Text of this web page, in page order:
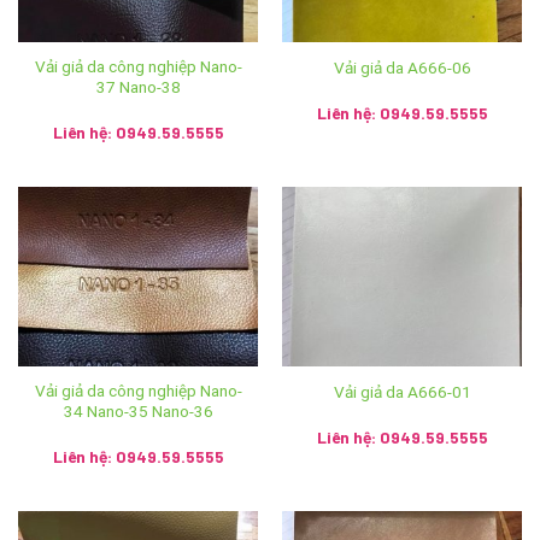
Mobile: 036 426 8888 / 0949 59 5555 / 085 753 5555
Email :sales.anhvaigiada@gmail.com
Website:https://anhvaigiada.vn
https://anhvaigiada.com.
hsimili.vn/anhsimili.com.vn/ sofaanh.vn
CÔNG TY TNHH SX TM DV NGỌC HÂN
MST: 0107440229
Trụ Sở Chính: Số 196 ngõ Hoà Bình, tổ 7 phường Cự Khối,
quận Long Biên, thành phố Hà Nội
Showroom: Số 2 Trần Phú, phường Hàng Bông, quận Hoàn
Kiếm, thành phố Hà Nội
Hệ thống Ánh vải giả da trên toàn quốc:
Vải giả da công nghiệp Nano-
37 Nano-38
Liên hệ: 0949.59.5555
Vải giả da A666-06
Liên hệ: 0949.59.5555
Vải giả da công nghiệp Nano-
34 Nano-35 Nano-36
Liên hệ: 0949.59.5555
Vải giả da A666-01
Liên hệ: 0949.59.5555